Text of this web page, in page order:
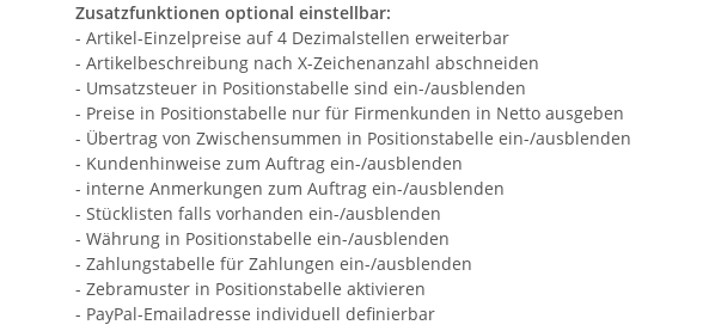
Zusatzfunktionen optional einstellbar:
- Artikel-Einzelpreise auf 4 Dezimalstellen erweiterbar
- Artikelbeschreibung nach X-Zeichenanzahl abschneiden
- Umsatzsteuer in Positionstabelle sind ein-/ausblenden
- Preise in Positionstabelle nur für Firmenkunden in Netto ausgeben
- Übertrag von Zwischensummen in Positionstabelle ein-/ausblenden
- Kundenhinweise zum Auftrag ein-/ausblenden
- interne Anmerkungen zum Auftrag ein-/ausblenden
- Stücklisten falls vorhanden ein-/ausblenden
- Währung in Positionstabelle ein-/ausblenden
- Zahlungstabelle für Zahlungen ein-/ausblenden
- Zebramuster in Positionstabelle aktivieren
- PayPal-Emailadresse individuell definierbar